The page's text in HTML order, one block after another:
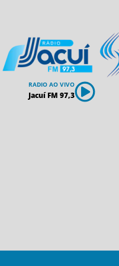
RADIO AO VIVO
Jacuí FM 97,3